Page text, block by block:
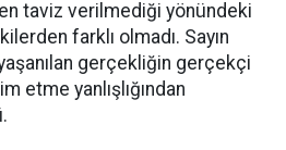
taviz verilmediği yönündeki
farklı olmadı. Sayın
gerçekliğin gerçekçi
etme yanlışlığından